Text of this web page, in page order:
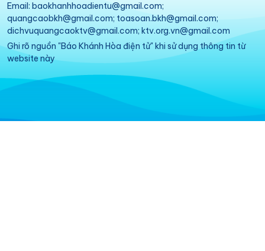
Email: baokhanhhoadientu@gmail.com;
quangcaobkh@gmail.com; toasoan.bkh@gmail.com;
dichvuquangcaoktv@gmail.com; ktv.org.vn@gmail.com
Ghi rõ nguồn "Báo Khánh Hòa điện tử" khi sử dụng thông tin từ
website này